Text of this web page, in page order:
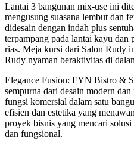
Lantai 3 bangunan mix-use ini
mengusung suasana lembut dan
didesain dengan indah plus
terpampang pada lantai kayu dan
rias. Meja kursi dari Salon Rudy
Rudy nyaman beraktivitas di
Elegance Fusion: FYN Bistro &
sempurna dari desain modern
fungsi komersial dalam satu
efisien dan estetika yang
proyek bisnis yang mencari
dan fungsional.